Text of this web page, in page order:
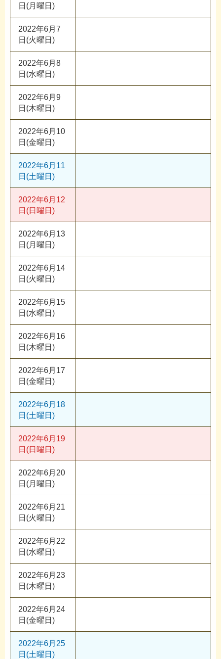
日(月曜日)
2022年6月7
日(火曜日)
2022年6月8
日(水曜日)
2022年6月9
日(木曜日)
2022年6月10
日(金曜日)
2022年6月11
日(土曜日)
2022年6月12
日(日曜日)
2022年6月13
日(月曜日)
2022年6月14
日(火曜日)
2022年6月15
日(水曜日)
2022年6月16
日(木曜日)
2022年6月17
日(金曜日)
2022年6月18
日(土曜日)
2022年6月19
日(日曜日)
2022年6月20
日(月曜日)
2022年6月21
日(火曜日)
2022年6月22
日(水曜日)
2022年6月23
日(木曜日)
2022年6月24
日(金曜日)
2022年6月25
日(土曜日)